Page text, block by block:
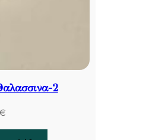
2
€